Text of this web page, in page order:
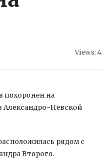
Views: 4
похоронен на
Александро-Невской
рядом с
Второго.